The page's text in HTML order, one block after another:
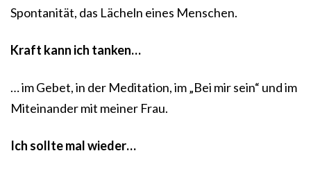
Spontanität, das Lächeln eines Menschen.
Kraft kann ich tanken…
… im Gebet, in der Meditation, im „Bei mir sein“ und im
Miteinander mit meiner Frau.
Ich sollte mal wieder…